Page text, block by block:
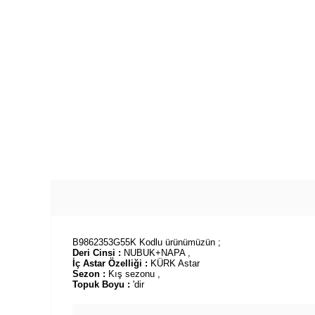
B9862353G55K Kodlu ürünümüzün ;
Deri Cinsi : NUBUK+NAPA ,
İç Astar Özelliği : KÜRK Astar
Sezon : Kış sezonu ,
Topuk Boyu : 'dir